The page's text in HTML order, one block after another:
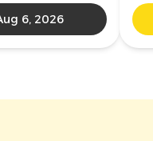
6, 2026